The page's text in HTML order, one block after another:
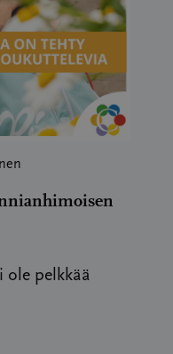
ole pelkkää